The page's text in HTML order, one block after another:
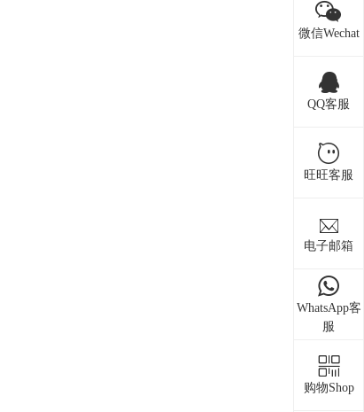
微信Wechat
QQ客服
旺旺客服
电子邮箱
WhatsApp客
服
购物Shop